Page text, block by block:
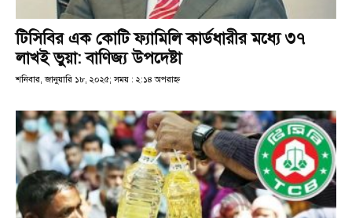
টিসিবির এক কোটি ফ্যামিলি কার্ডধারীর মধ্যে ৩৭
লাখই ভুয়া: বাণিজ্য উপদেষ্টা
শনিবার, জানুয়ারি ১৮, ২০২৫; সময় : ২:১৪ অপরাহ্ণ